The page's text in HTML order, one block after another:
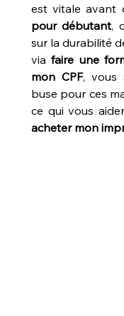
est vitale avant
pour débutant,
sur la durabilité
via faire une
mon CPF, vous
buse pour ces
acheter mon